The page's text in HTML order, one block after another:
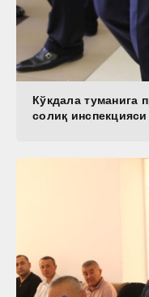
Кўкдала туманига
солиқ